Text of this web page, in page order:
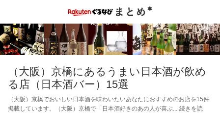
（大阪）京橋にあるうまい日本酒が飲め
る店（日本酒バー）15選
（大阪）京橋でおいしい日本酒を味わいたいあなたにおすすめのお店を15件
掲載しています。（大阪）京橋で「日本酒好きのあの人が喜ぶ
続きを読